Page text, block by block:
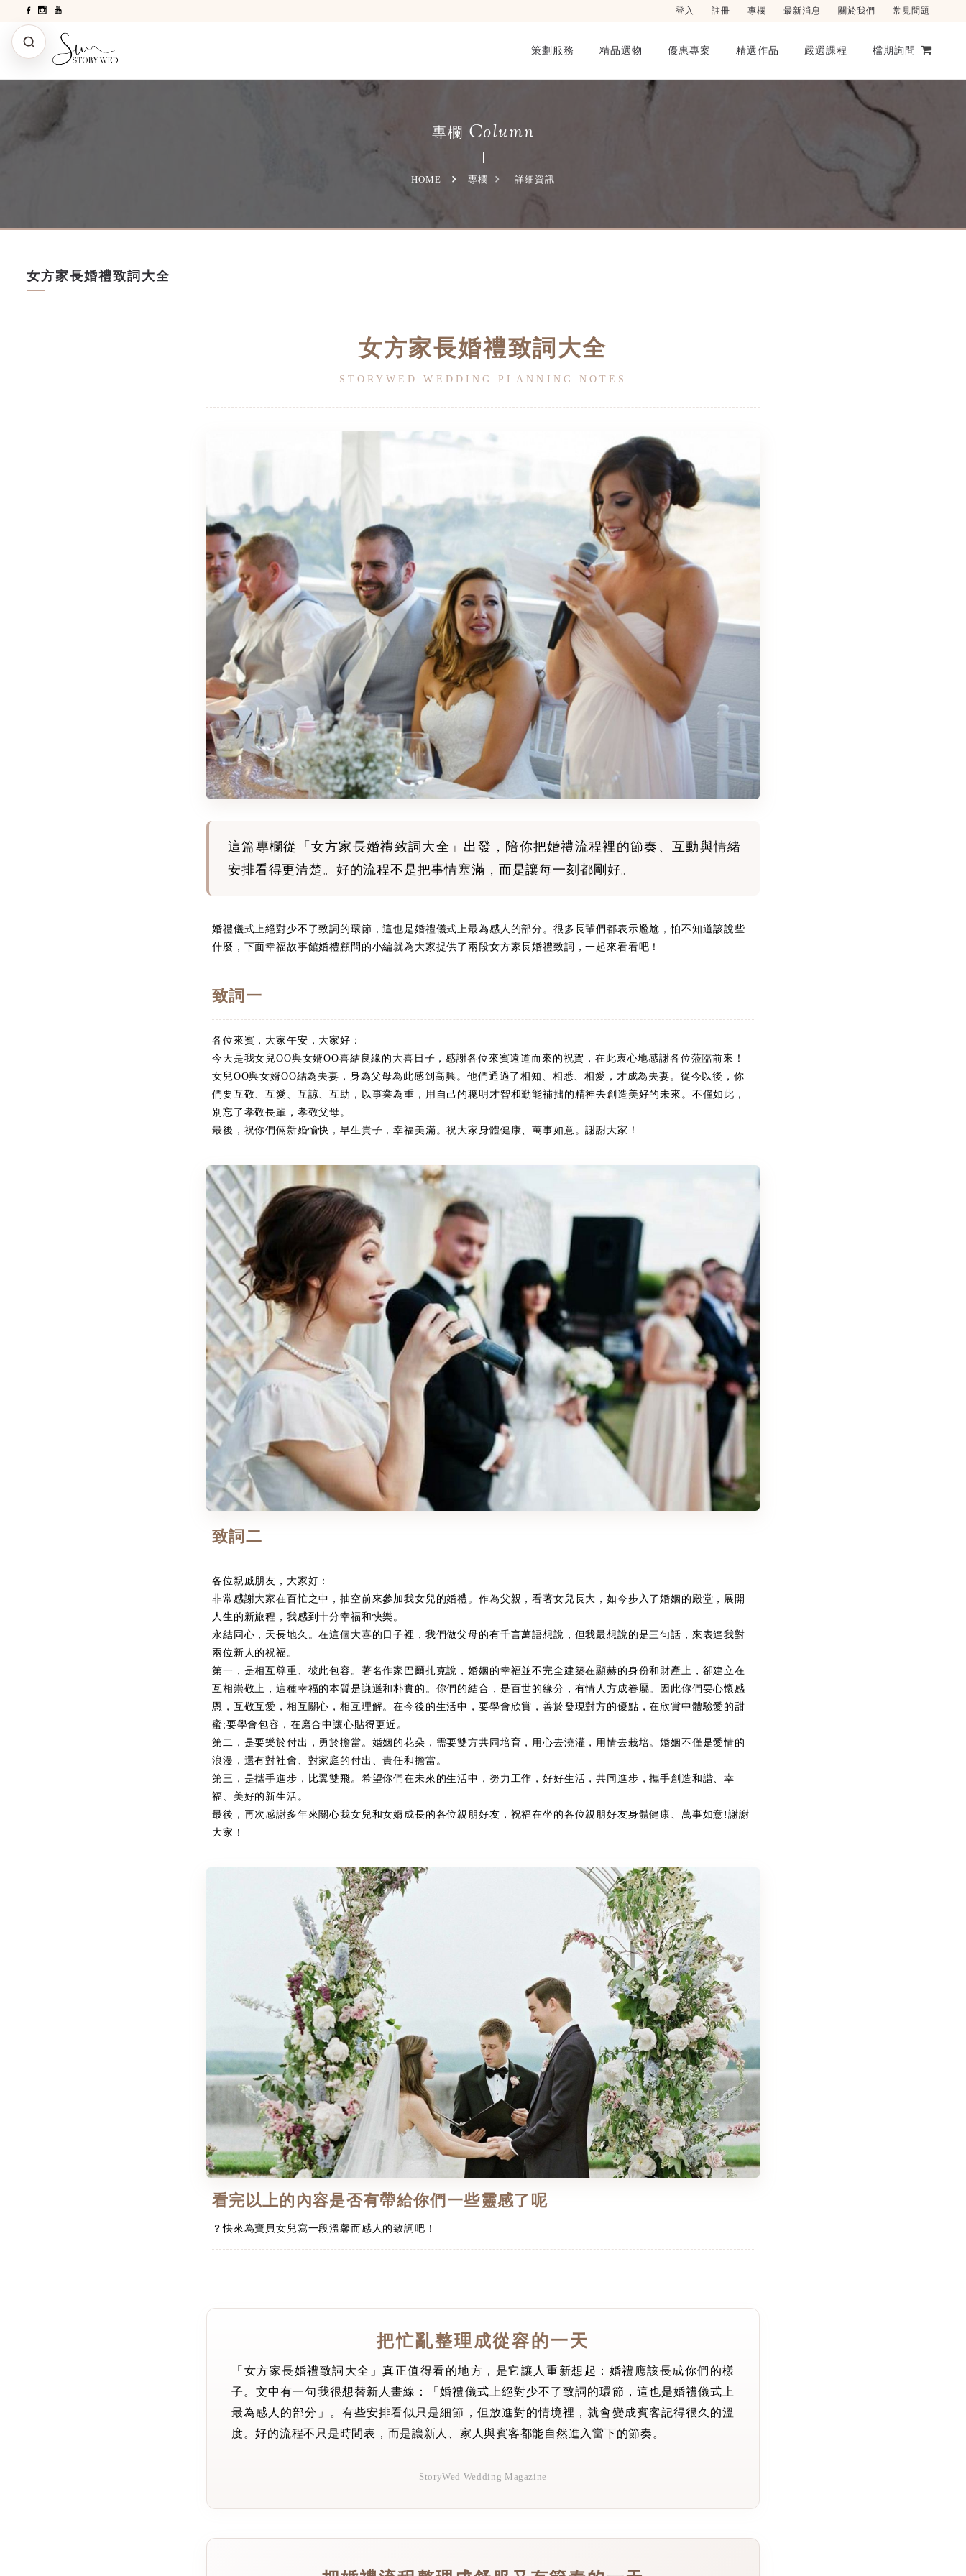
登入 註冊 專欄 最新消息 關於我們 常見問題
策劃服務 精品選物 優惠專案 精選作品 嚴選課程 檔期詢問
專欄 Column
HOME 專欄 詳細資訊
女方家長婚禮致詞大全
女方家長婚禮致詞大全
STORYWED WEDDING PLANNING NOTES
這篇專欄從「女方家長婚禮致詞大全」出發，陪你把婚禮流程裡的節奏、互動與情緒
安排看得更清楚。好的流程不是把事情塞滿，而是讓每一刻都剛好。
婚禮儀式上絕對少不了致詞的環節，這也是婚禮儀式上最為感人的部分。很多長輩們都表示尷尬，怕不知道該說些
什麼，下面幸福故事館婚禮顧問的小編就為大家提供了兩段女方家長婚禮致詞，一起來看看吧！
致詞一
各位來賓，大家午安，大家好：
今天是我女兒OO與女婿OO喜結良緣的大喜日子，感謝各位來賓遠道而來的祝賀，在此衷心地感謝各位蒞臨前來！
女兒OO與女婿OO結為夫妻，身為父母為此感到高興。他們通過了相知、相悉、相愛，才成為夫妻。從今以後，你
們要互敬、互愛、互諒、互助，以事業為重，用自己的聰明才智和勤能補拙的精神去創造美好的未來。不僅如此，
別忘了孝敬長輩，孝敬父母。
最後，祝你們倆新婚愉快，早生貴子，幸福美滿。祝大家身體健康、萬事如意。謝謝大家！
致詞二
各位親戚朋友，大家好：
非常感謝大家在百忙之中，抽空前來參加我女兒的婚禮。作為父親，看著女兒長大，如今步入了婚姻的殿堂，展開
人生的新旅程，我感到十分幸福和快樂。
永結同心，天長地久。在這個大喜的日子裡，我們做父母的有千言萬語想說，但我最想說的是三句話，來表達我對
兩位新人的祝福。
第一，是相互尊重、彼此包容。著名作家巴爾扎克說，婚姻的幸福並不完全建築在顯赫的身份和財產上，卻建立在
互相崇敬上，這種幸福的本質是謙遜和朴實的。你們的結合，是百世的緣分，有情人方成眷屬。因此你們要心懷感
恩，互敬互愛，相互關心，相互理解。在今後的生活中，要學會欣賞，善於發現對方的優點，在欣賞中體驗愛的甜
蜜;要學會包容，在磨合中讓心貼得更近。
第二，是要樂於付出，勇於擔當。婚姻的花朵，需要雙方共同培育，用心去澆灌，用情去栽培。婚姻不僅是愛情的
浪漫，還有對社會、對家庭的付出、責任和擔當。
第三，是攜手進步，比翼雙飛。希望你們在未來的生活中，努力工作，好好生活，共同進步，攜手創造和諧、幸
福、美好的新生活。
最後，再次感謝多年來關心我女兒和女婿成長的各位親朋好友，祝福在坐的各位親朋好友身體健康、萬事如意!謝謝
大家！
看完以上的內容是否有帶給你們一些靈感了呢
？快來為寶貝女兒寫一段溫馨而感人的致詞吧！
把忙亂整理成從容的一天
「女方家長婚禮致詞大全」真正值得看的地方，是它讓人重新想起：婚禮應該長成你們的樣
子。文中有一句我很想替新人畫線：「婚禮儀式上絕對少不了致詞的環節，這也是婚禮儀式上
最為感人的部分」。有些安排看似只是細節，但放進對的情境裡，就會變成賓客記得很久的溫
度。好的流程不只是時間表，而是讓新人、家人與賓客都能自然進入當下的節奏。
StoryWed Wedding Magazine